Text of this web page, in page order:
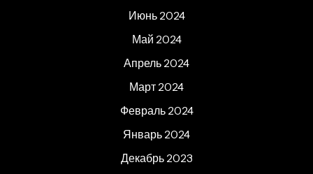
Июнь 2024
Май 2024
Апрель 2024
Март 2024
Февраль 2024
Январь 2024
Декабрь 2023